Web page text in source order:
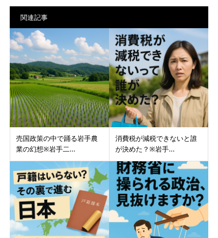
関連記事
売国政策の中で踊る岩手農
業の幻想※岩手二...
消費税が減税できないと誰
が決めた？※岩手...